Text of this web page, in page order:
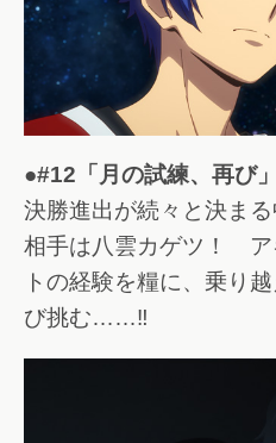
●#12「月の試練、再び」
決勝進出が続々と決ま
相手は八雲カゲツ！ ア
トの経験を糧に、乗り
び挑む……‼